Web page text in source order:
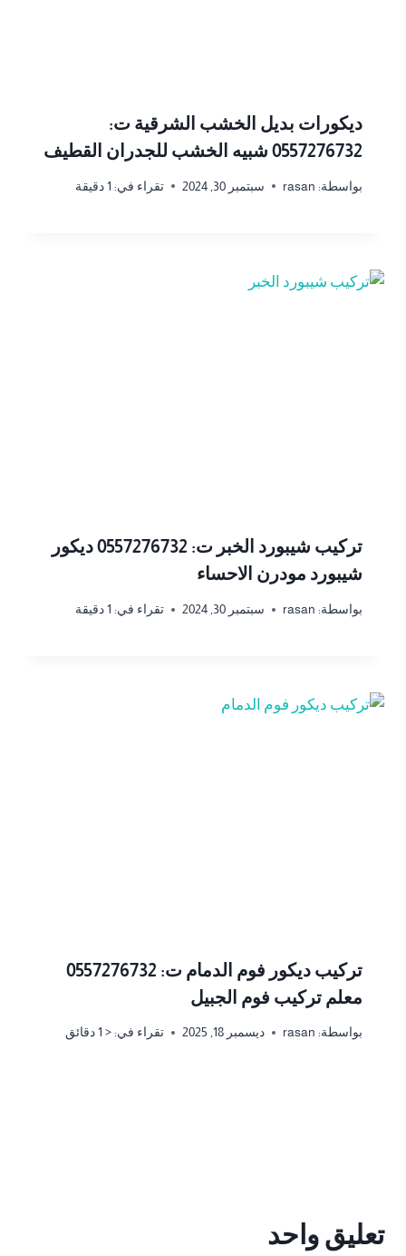
ديكورات بديل الخشب الشرقية ت:
0557276732 شبيه الخشب للجدران القطيف
بواسطة: rasan سبتمبر 30, 2024 تقراء في: دقيقة
تركيب شيبورد الخبر ت: 0557276732 ديكور
شيبورد مودرن الاحساء
بواسطة: rasan سبتمبر 30, 2024 تقراء في: دقيقة
تركيب ديكور فوم الدمام ت: 0557276732
معلم تركيب فوم الجبيل
بواسطة: rasan ديسمبر 18, 2025 تقراء في: < 1 دقائق
تعليق واحد